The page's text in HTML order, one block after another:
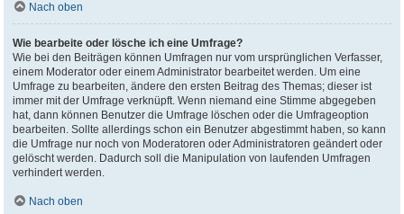
Nach oben
Wie bearbeite oder lösche ich eine Umfrage?
Wie bei den Beiträgen können Umfragen nur vom ursprünglichen Verfasser,
einem Moderator oder einem Administrator bearbeitet werden. Um eine
Umfrage zu bearbeiten, ändere den ersten Beitrag des Themas; dieser ist
immer mit der Umfrage verknüpft. Wenn niemand eine Stimme abgegeben
hat, dann können Benutzer die Umfrage löschen oder die Umfrageoption
bearbeiten. Sollte allerdings schon ein Benutzer abgestimmt haben, so kann
die Umfrage nur noch von Moderatoren oder Administratoren geändert oder
gelöscht werden. Dadurch soll die Manipulation von laufenden Umfragen
verhindert werden.
Nach oben